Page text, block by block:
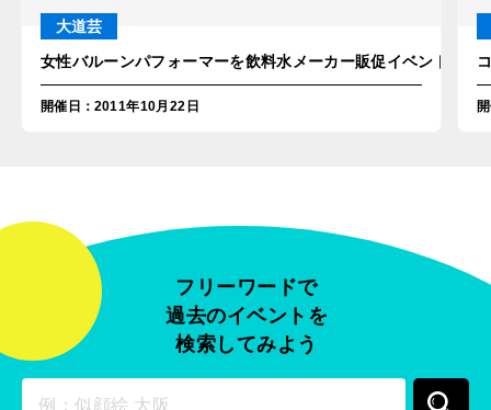
大道芸
女性バルーンパフォーマーを飲料水メーカー販促イベントに派
開催日 ：2011年10月22日
フリーワードで
過去のイベントを
検索してみよう